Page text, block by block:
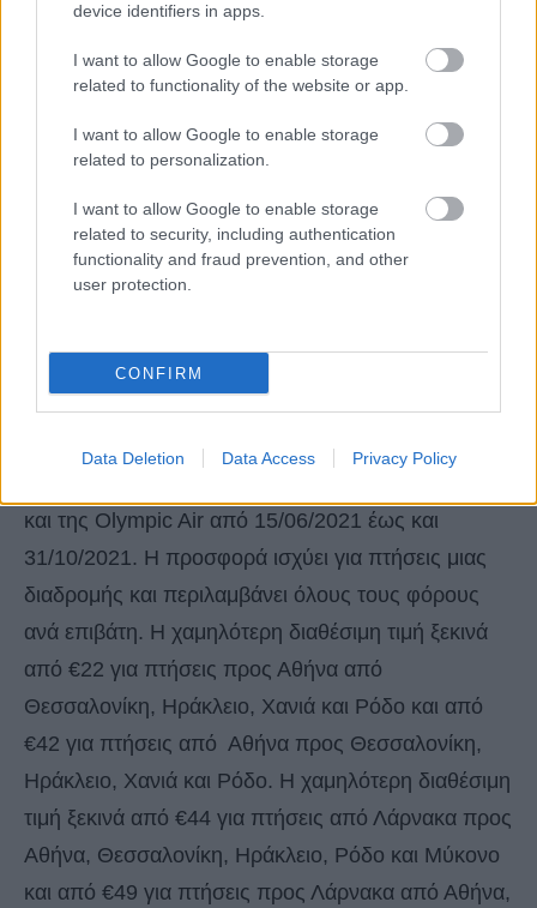
device identifiers in apps.
I want to allow Google to enable storage
related to functionality of the website or app.
I want to allow Google to enable storage
related to personalization.
I want to allow Google to enable storage
related to security, including authentication
functionality and fraud prevention, and other
user protection.
CONFIRM
Data Deletion Data Access Privacy Policy
τη νέα υπηρεσία για κράτηση
ολοκληρωμένου πακέτου διακοπών με
προκαταβολή μόνο €50, το «AEGEAN Travel
Packages».
Η προσφορά ισχύει για όλες τις απευθείας πτήσεις
από/προς Αθήνα και αφορά σε κρατήσεις που θα
πραγματοποιηθούν έως και 09/06/2021, για
και της Olympic Air από 15/06/2021 έως και
31/10/2021. Η προσφορά ισχύει για πτήσεις μιας
διαδρομής και περιλαμβάνει όλους τους φόρους
ανά επιβάτη. Η χαμηλότερη διαθέσιμη τιμή ξεκινά
από €22 για πτήσεις προς Αθήνα από
Θεσσαλονίκη, Ηράκλειο, Χανιά και Ρόδο και από
€42 για πτήσεις από Αθήνα προς Θεσσαλονίκη,
Ηράκλειο, Χανιά και Ρόδο. Η χαμηλότερη διαθέσιμη
τιμή ξεκινά από €44 για πτήσεις από Λάρνακα προς
Αθήνα, Θεσσαλονίκη, Ηράκλειο, Ρόδο και Μύκονο
και από €49 για πτήσεις προς Λάρνακα από Αθήνα,